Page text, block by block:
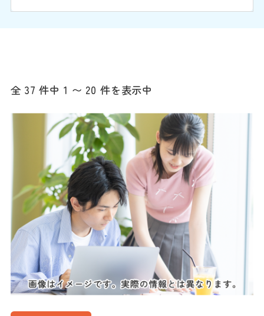
全 37 件中 1 〜 20 件を表示中